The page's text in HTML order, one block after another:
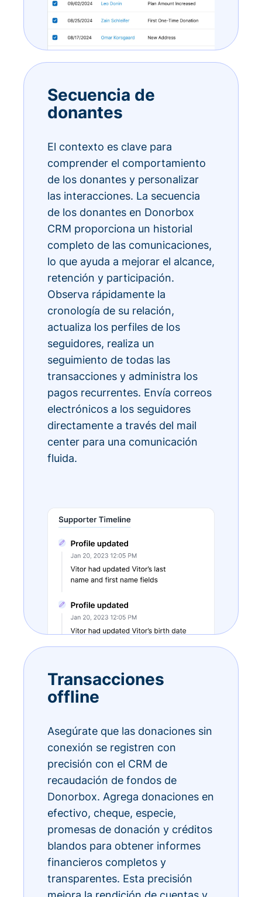
Secuencia de
donantes
El contexto es clave para
comprender el comportamiento
de los donantes y personalizar
las interacciones. La secuencia
de los donantes en Donorbox
CRM proporciona un historial
completo de las comunicaciones,
lo que ayuda a mejorar el alcance,
retención y participación.
Observa rápidamente la
cronología de su relación,
actualiza los perfiles de los
seguidores, realiza un
seguimiento de todas las
transacciones y administra los
pagos recurrentes. Envía correos
electrónicos a los seguidores
directamente a través del mail
center para una comunicación
fluida.
Transacciones
offline
Asegúrate que las donaciones sin
conexión se registren con
precisión con el CRM de
recaudación de fondos de
Donorbox. Agrega donaciones en
efectivo, cheque, especie,
promesas de donación y créditos
blandos para obtener informes
financieros completos y
transparentes. Esta precisión